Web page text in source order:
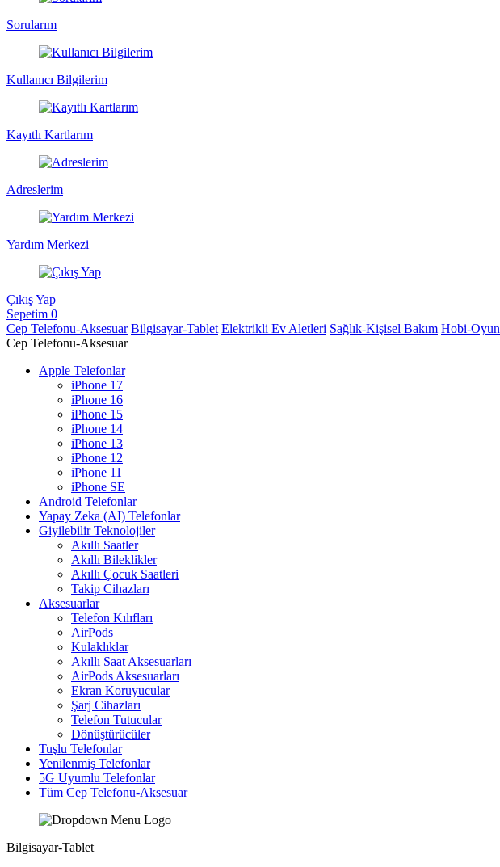
Sorularım
Kullanıcı Bilgilerim
Kayıtlı Kartlarım
Adreslerim
Yardım Merkezi
Çıkış Yap
Sepetim 0
Cep Telefonu-Aksesuar Bilgisayar-Tablet Elektrikli Ev Aletleri Sağlık-Kişisel Bakım Hobi-Oyun
Cep Telefonu-Aksesuar
Apple Telefonlar
iPhone 17
iPhone 16
iPhone 15
iPhone 14
iPhone 13
iPhone 12
iPhone 11
iPhone SE
Android Telefonlar
Yapay Zeka (AI) Telefonlar
Giyilebilir Teknolojiler
Akıllı Saatler
Akıllı Bileklikler
Akıllı Çocuk Saatleri
Takip Cihazları
Aksesuarlar
Telefon Kılıfları
AirPods
Kulaklıklar
Akıllı Saat Aksesuarları
AirPods Aksesuarları
Ekran Koruyucular
Şarj Cihazları
Telefon Tutucular
Dönüştürücüler
Tuşlu Telefonlar
Yenilenmiş Telefonlar
5G Uyumlu Telefonlar
Tüm Cep Telefonu-Aksesuar
Bilgisayar-Tablet